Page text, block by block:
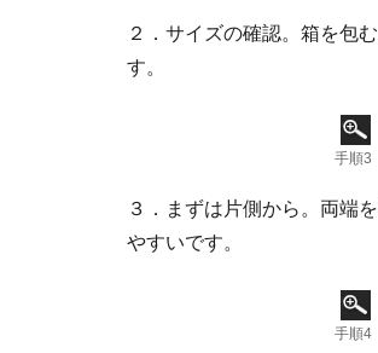
２．サイズの確認。箱を包
す。
手順3
３．まずは片側から。両端
やすいです。
手順4